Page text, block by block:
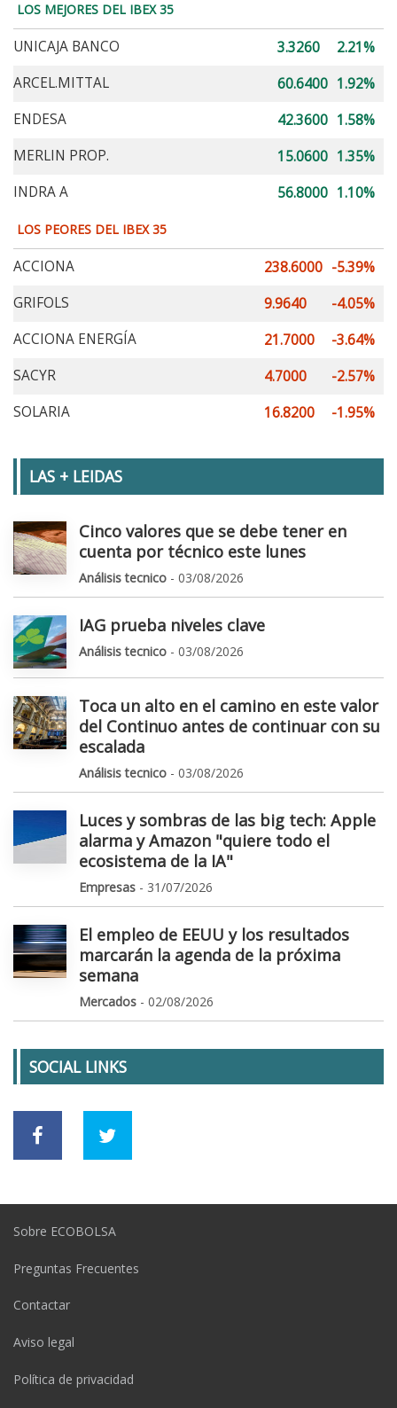
LOS MEJORES DEL IBEX 35
UNICAJA BANCO 3.3260
2.21%
ARCEL.MITTAL
60.6400 1.92%
ENDESA
42.3600 1.58%
MERLIN PROP.
15.0600 1.35%
INDRA A
56.8000 1.10%
LOS PEORES DEL IBEX 35
ACCIONA 238.6000 -5.39%
GRIFOLS
9.9640
-4.05%
ACCIONA ENERGÍA
21.7000
-3.64%
SACYR
4.7000
-2.57%
SOLARIA
16.8200 -1.95%
LAS + LEIDAS
Cinco valores que se debe tener en
cuenta por técnico este lunes
Análisis tecnico - 03/08/2026
IAG prueba niveles clave
Análisis tecnico - 03/08/2026
Toca un alto en el camino en este valor
del Continuo antes de continuar con su
escalada
Análisis tecnico - 03/08/2026
Luces y sombras de las big tech: Apple
alarma y Amazon "quiere todo el
ecosistema de la IA"
Empresas - 31/07/2026
El empleo de EEUU y los resultados
marcarán la agenda de la próxima
semana
Mercados - 02/08/2026
SOCIAL LINKS
Sobre ECOBOLSA
Preguntas Frecuentes
Contactar
Aviso legal
Política de privacidad